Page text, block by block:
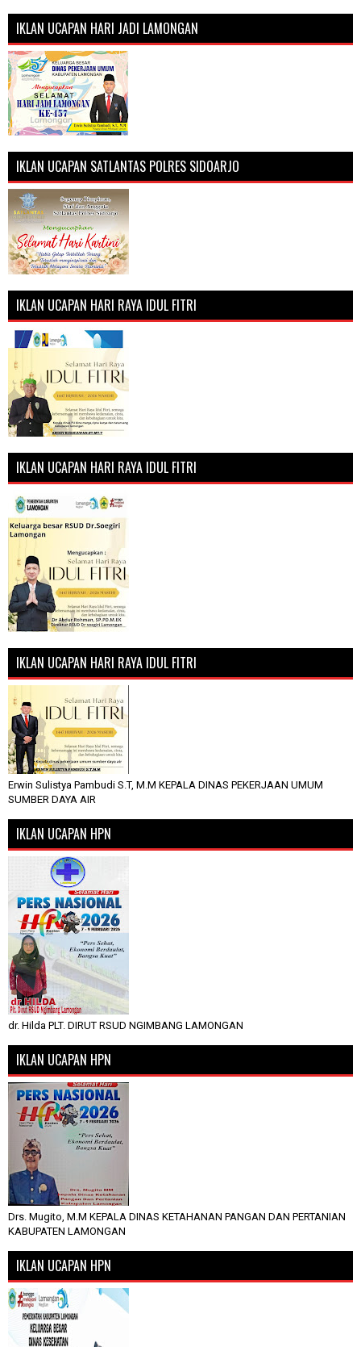
IKLAN UCAPAN HARI JADI LAMONGAN
IKLAN UCAPAN SATLANTAS POLRES SIDOARJO
IKLAN UCAPAN HARI RAYA IDUL FITRI
IKLAN UCAPAN HARI RAYA IDUL FITRI
IKLAN UCAPAN HARI RAYA IDUL FITRI
Erwin Sulistya Pambudi S.T, M.M KEPALA DINAS PEKERJAAN UMUM
SUMBER DAYA AIR
IKLAN UCAPAN HPN
dr. Hilda PLT. DIRUT RSUD NGIMBANG LAMONGAN
IKLAN UCAPAN HPN
Drs. Mugito, M.M KEPALA DINAS KETAHANAN PANGAN DAN PERTANIAN
KABUPATEN LAMONGAN
IKLAN UCAPAN HPN